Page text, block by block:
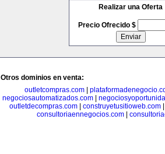
Realizar una Oferta
Precio Ofrecido $
Otros dominios en venta:
outletcompras.com
negociosautomatizados.com|
outletdecompras.com
construyetusitioweb.com
consultoriaennegocios.com